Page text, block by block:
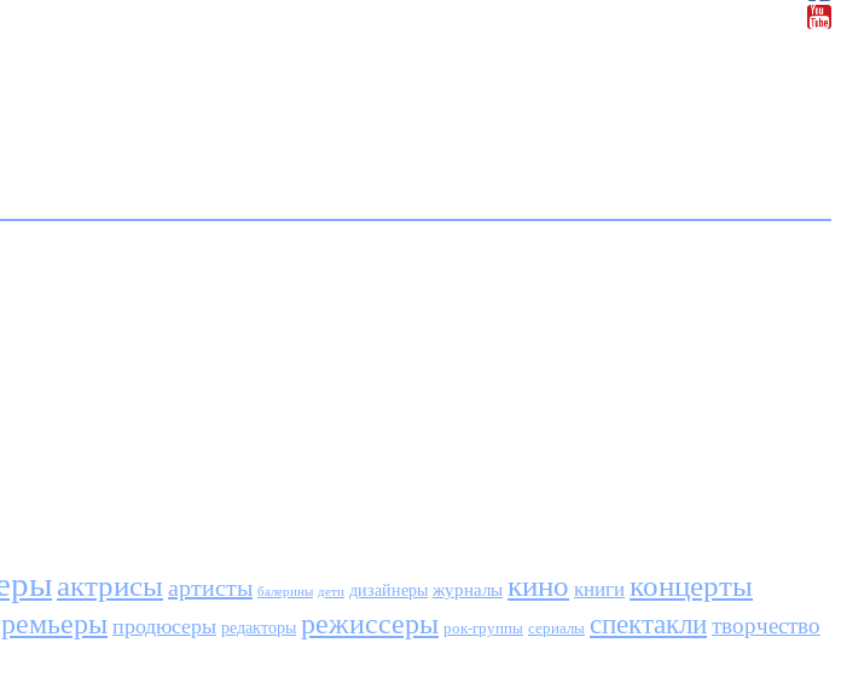
актрисы артисты балерины дети дизайнеры журналы кино книги концерты
продюсеры редакторы режиссеры рок-группы сериалы спектаклитворчество